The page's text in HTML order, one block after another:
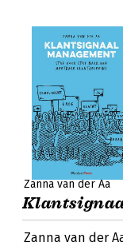
Zanna van der Aa
Zanna van der